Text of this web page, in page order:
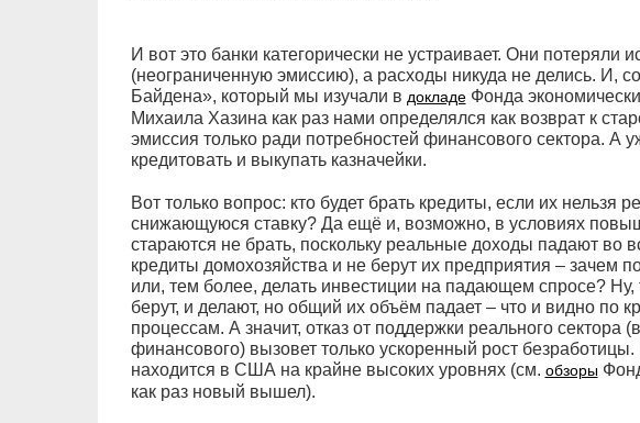
И вот это банки категорически не устраивает. Они потеряли
(неограниченную эмиссию), а расходы никуда не делись. И,
Байдена», который мы изучали в докладеФонда
Михаила Хазина как раз нами определялся как возврат к
эмиссия только ради потребностей финансового сектора. А
кредитовать и выкупать казначейки.
Вот только вопрос: кто будет брать кредиты, если их нельзя
снижающуюся ставку? Да ещё и, возможно, в условиях
стараются не брать, поскольку реальные доходы падают во
кредиты домохозяйства и не берут их предприятия – зачем
или, тем более, делать инвестиции на падающем спросе? Ну,
берут, и делают, но общий их объём падает – что и видно по
процессам. А значит, отказ от поддержки реального сектора
финансового) вызовет только ускоренный рост безработицы.
находится в США на крайне высоких уровнях (см. обзоры
как раз новый вышел).